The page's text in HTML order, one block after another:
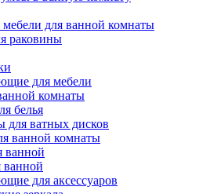
для ванной комнаты
раковины
для мебели
комнаты
белья
для ватных дисков
ванной комнаты
ванной
ванной
для аксессуаров